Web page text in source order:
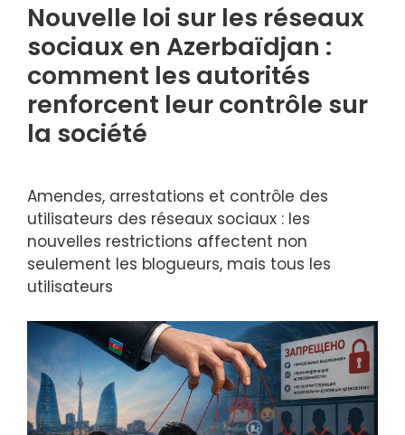
Nouvelle loi sur les réseaux
sociaux en Azerbaïdjan :
comment les autorités
renforcent leur contrôle sur
la société
Amendes, arrestations et contrôle des
utilisateurs des réseaux sociaux : les
nouvelles restrictions affectent non
seulement les blogueurs, mais tous les
utilisateurs